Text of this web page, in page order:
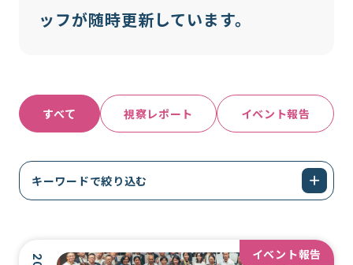
ッフが随時更新しています。
すべて 視察レポート イベント報告
キーワードで絞り込む
イベント報告